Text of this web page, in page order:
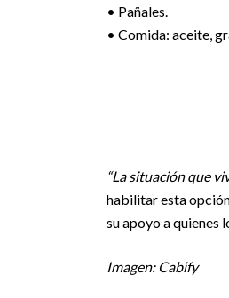
• Pañales.
• Comida: aceite,
“La situación que
habilitar esta
su apoyo a quienes
Imagen: Cabify